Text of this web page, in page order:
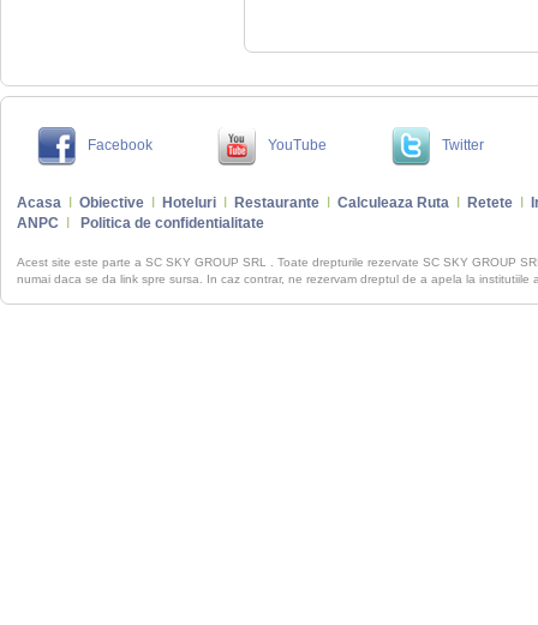
Facebook YouTube Twitter
Acasa Obiective Hoteluri Restaurante Calculeaza Ruta Retete
ANPC
Politica de confidentialitate
Acest site este parte a SC SKY GROUP SRL . Toate drepturile rezervate SC SKY GROUP
numai daca se da link spre sursa. In caz contrar, ne rezervam dreptul de a apela la institutiile